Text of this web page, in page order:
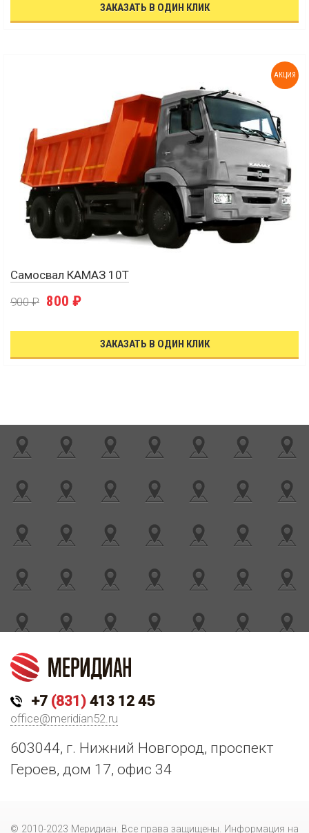
ЗАКАЗАТЬ В ОДИН КЛИК
АКЦИЯ
Самосвал КАМАЗ 10Т
900 ₽ 800 ₽
ЗАКАЗАТЬ В ОДИН КЛИК
+7 (831) 413 12 45
office@meridian52.ru
603044, г. Нижний Новгород, проспект
Героев, дом 17, офис 34
© 2010-2023 Меридиан. Все права защищены. Информация на